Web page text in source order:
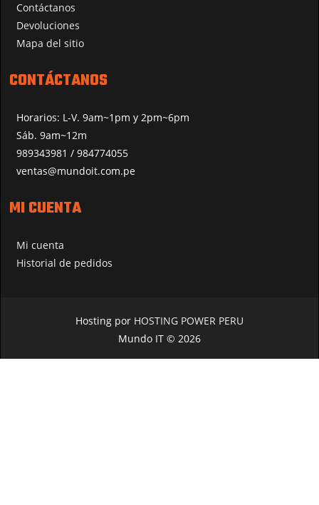
Contáctanos
Devoluciones
Mapa del sitio
CONTÁCTANOS
Horarios: L-V. 9am~1pm y 2pm~6pm
Sáb. 9am~12m
989343981 / 984774055
ventas@mundoit.com.pe
MI CUENTA
Mi cuenta
Historial de pedidos
Hosting por HOSTING POWER PERU
Mundo IT © 2026